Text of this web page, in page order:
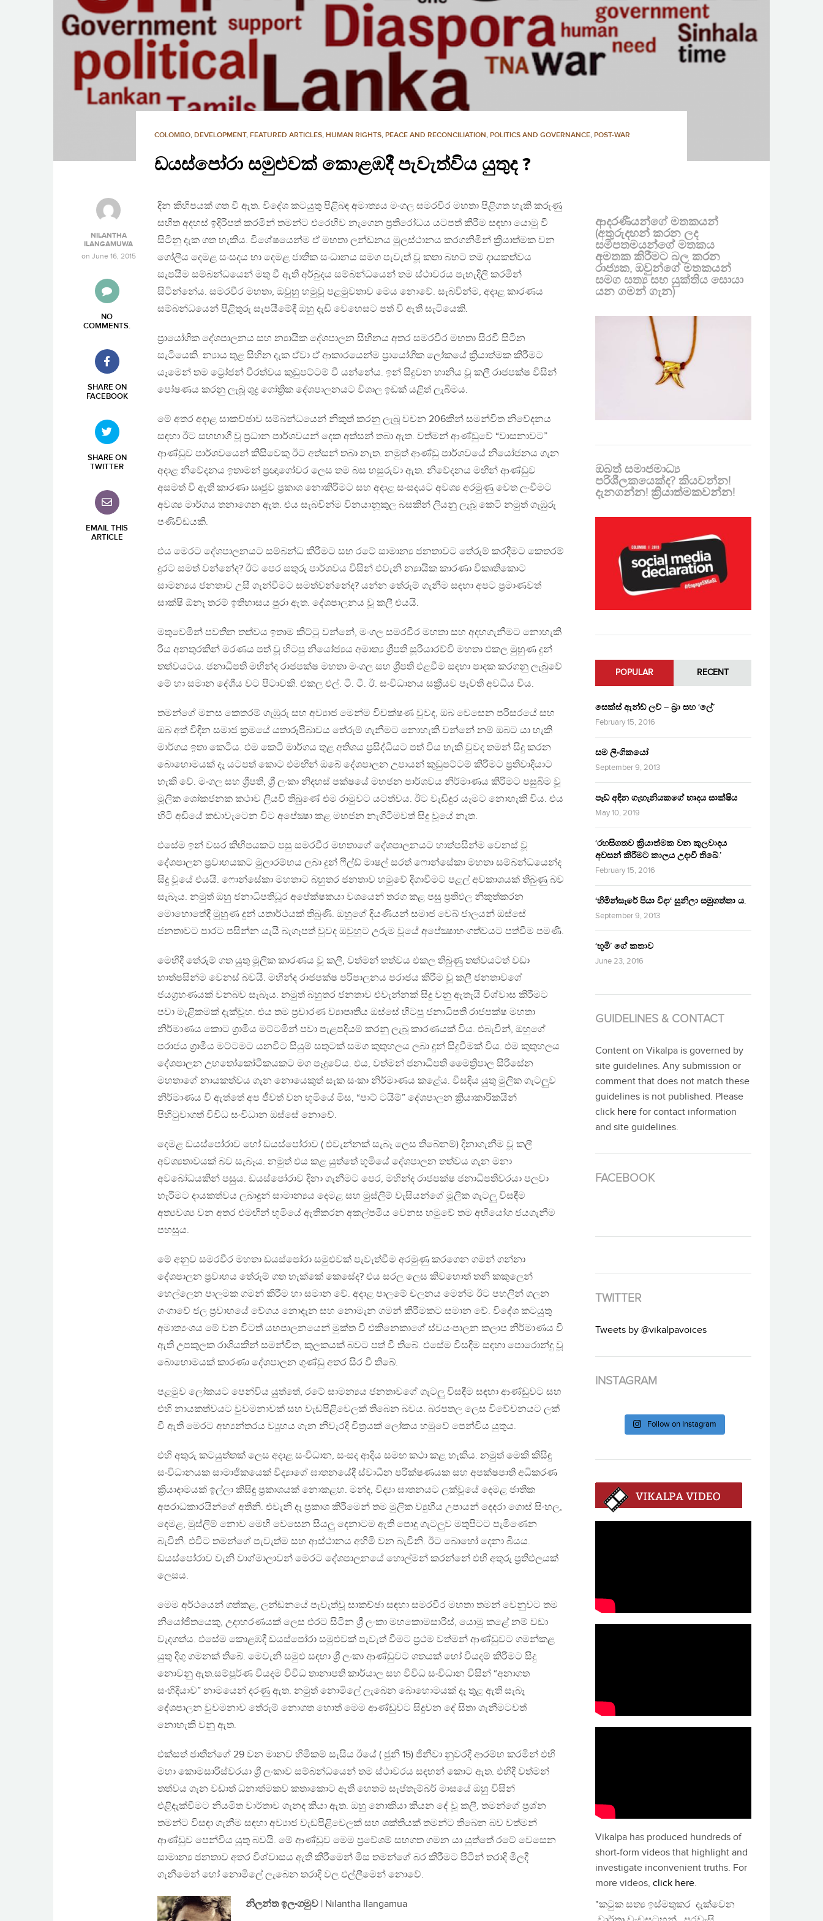
COLOMBO, DEVELOPMENT, FEATURED ARTICLES, HUMAN RIGHTS, PEACE AND RECONCILIATION, POLITICS AND GOVERNANCE, POST-WAR
ඩයස්පෝරා සමුළුවක් කොළඹදී පැවැත්විය යුතුද ?
NILANTHA
ILANGAMUWA
on June 16, 2015
NO
COMMENTS.
SHARE ON
FACEBOOK
SHARE ON
TWITTER
EMAIL THIS
ARTICLE
දින කිහිපයක් ගත වී ඇත. විදේශ කටයුතු පිළිබඳ අමාත්‍යය මංගල සමරවීර මහතා පිළිගත හැකි කරුණු
සහිත අදහස් ඉදිරිපත් කරමින් තමන්ට එරෙහිව නැගෙන ප්‍රතිරෝධය යටපත් කිරීම සඳහා යොමු වී
සිටිනු දැක ගත හැකිය. විශේෂයෙන්ම ඒ මහතා ලන්ඩනය මුලස්ථානය කරගනිමින් ක්‍රියාත්මක වන
ගෝලීය දෙමළ සංසදය හා දෙමළ ජාතික සංධානය සමග පැවැත් වූ කතා බහට තම දායකත්වය
සැපයීම සම්බන්ධයෙන් මතු වී ඇති අර්බුදය සම්බන්ධයෙන් තම ස්ථාවරය පැහැදිලි කරමින්
සිටින්නේය. සමරවීර මහතා, ඔවුහු හමුවූ පළමුවතාව මෙය නොවේ. සැබවින්ම, අදාළ කාරණය
සම්බන්ධයෙන් පිළිතුරු සැපයීමේදී ඔහු දැඩි වෙහෙසට පත් වී ඇති සැටියෙකි.
ප්‍රායෝගික දේශපාලනය සහ න්‍යායික දේශපාලන සිහිනය අතර සමරවීර මහතා සිරවී සිටින
සැටියෙකි. න්‍යාය තුළ සිහින දැක ඒවා ඒ ආකාරයෙන්ම ප්‍රායෝගික ලෝකයේ ක්‍රියාත්මක කිරීමට
යෑමෙන් තම ට්‍රෝජන් වීරත්වය කුඩුපට්ටම් වී යන්නේය. ඉන් සිදුවන හානිය වූ කලී රාජපක්ෂ විසින්
පෝෂණය කරනු ලැබූ ශුද්‍ර ගෝත්‍රික දේශපාලනයට විශාල ඉඩක් යළිත් ලැබීමය.
මේ අතර අදාළ සාකච්ඡාව සම්බන්ධයෙන් නිකුත් කරනු ලැබූ වචන 206කින් සමන්විත නිවේදනය
සඳහා ඊට සහභාගී වූ ප්‍රධාන පාර්ශවයන් දෙක අත්සන් තබා ඇත. වත්මන් ආණ්ඩුවේ “වාසනාවට”
ආණ්ඩුව පාර්ශවයෙන් කිසිවෙකු ඊට අත්සන් තබා නැත. නමුත් ආණ්ඩු පාර්ශවයේ නියෝජනය ගැන
අදාළ නිවේදනය ඉතාමන් ප්‍රඥාගෝචර ලෙස තම බස හසුරුවා ඇත. නිවේදනය මඟින් ආණ්ඩුව
අසමත් වී ඇති කාරණා ඍජුව ප්‍රකාශ නොකිරීමට සහ අදාළ සංසදයට අවශ්‍ය අරමුණු වෙත ලංවීමට
අවශ්‍ය මාර්ගය තනාගෙන ඇත. එය සැබවින්ම විනයානූකුල බසකින් ලියනු ලැබූ කෙටි නමුත් ගැඹුරු
පණිවිඩයකි.
එය මෙරට දේශපාලනයට සම්බන්ධ කිරීමට සහ රටේ සාමාන්‍ය ජනතාවට තේරුම් කරදීමට කෙතරම්
දුරට සමත් වන්නේද? ඊට පෙර සතුරු පාර්ශවය විසින් එවැනි න්‍යායික කාරණා විකෘතිකොට
සාමන්‍යය ජනතාව උසී ගැන්වීමට සමත්වන්නේද? යන්න තේරුම් ගැනීම සඳහා අපට ප්‍රමාණවත්
සාක්ෂි ඕනෑ තරම් ඉතිහාසය පුරා ඇත. දේශපාලනය වූ කලී එයයි.
මතුවෙමින් පවතින තත්වය ඉතාම කිට්ටු වන්නේ, මංගල සමරවීර මහතා සහ අදහගැනීමට නොහැකි
රිය අනතුරකින් මරණය පත් වූ හිටපු නියෝජ්‍යය අමාත්‍ය ශ්‍රීපති සූරියාරච්චි මහතා එකල මුහුණ දුන්
තත්වයටය. ජනාධිපති මහින්ද රාජපක්ෂ මහතා මංගල සහ ශ්‍රීපති එළවීම සඳහා පාදක කරගනු ලැබුවේ
මේ හා සමාන දේශීය වට පිටාවකි. එකල එල්. ටී. ටී. ඊ. සංවිධානය සක්‍රීයව පැවති අවධිය විය.
තමන්ගේ මනස කෙතරම් ගැඹුරු සහ අව්‍යාජ මෙන්ම විචක්ෂණ වුවද, ඔබ වෙසෙන පරිසරයේ සහ
ඔබ අත් විඳින සමාජ ක්‍රමයේ යතාරූපීබාවය තේරුම් ගැනීමට නොහැකි වන්නේ නම් ඔබට යා හැකි
මාර්ගය ඉතා කෙටිය. එම කෙටි මාර්ගය තුළ අතිශය ප්‍රසිද්ධියට පත් විය හැකි වුවද තමන් සිදු කරන
බොහොමයක් දෑ යටපත් කොට එමඟින් ඔබේ දේශපාලන උපායන් කුඩුපට්ටම් කිරීමට ප්‍රතිවාදියාට
හැකි වේ. මංගල සහ ශ්‍රීපති, ශ්‍රී ලංකා නිදහස් පක්ෂයේ මහජන පාර්ශවය නිර්මාණය කිරීමට පසුබිම වූ
මූලික ශෝකජනක කථාව ලියවී තිබුණේ එම රාමුවට යටත්වය. ඊට වැඩිදුර යෑමට නොහැකි විය. එය
හිටි අඩියේ කඩාවැටෙන විට අපේක්‍ෂා කළ මහජන නැගිටීමවත් සිදු වූයේ නැත.
එසේම ඉන් වසර කිහිපයකට පසු සමරවීර මහතාගේ දේශපාලනයට හාත්පසින්ම වෙනස් වූ
දේශපාලන ප්‍රවාහයකට මුලාරම්භය ලබා දුන් ෆීල්ඩ් මාෂල් සරත් ෆොන්සේකා මහතා සම්බන්ධයෙන්ද
සිදු වූයේ එයයි. ෆොන්සේකා මහතාට බහුතර ජනතාව හමුවේ දිගාවීමට පළල් අවකාශයක් තිබුණු බව
සැබෑය. නමුත් ඔහු ජනාධිපතිධූර අපේක්ෂකයා වශයෙන් තරග කළ පසු ප්‍රතිඵල නිකුත්කරන
මොහොතේදී මුහුණ දුන් යතාර්ථයක් තිබුණි. ඔහුගේ දියණියන් සමාජ වෙබ් ජාලයන් ඔස්සේ
ජනතාවට පාරට පසින්න යැයි බැගෑපත් වුවද ඔවුහුට උරුම වූයේ අපේක්‍ෂාභංගත්වයට පත්වීම පමණි.
මෙහිදී තේරුම් ගත යුතු මූලික කාරණය වූ කලී, වත්මන් තත්වය එකල තිබුණු තත්වයටත් වඩා
හාත්පසින්ම වෙනස් බවයි. මහින්ද රාජපක්ෂ පරිපාලනය පරාජය කිරීම වූ කලී ජනතාවගේ
ජයග්‍රහණයක් වනබව සැබෑය. නමුත් බහුතර ජනතාව එවැන්නක් සිදු වනු ඇතැයි විශ්වාස කිරීමට
පවා මැළිකමක් දැක්වූහ. එය තම ප්‍රචාරණ ව්‍යාපෘතිය ඔස්සේ හිටපු ජනාධිපති රාජපක්ෂ මහතා
නිර්මාණය කොට ග්‍රාමීය මට්ටමින් පවා පැළපදියම් කරනු ලැබූ කාරණයක් විය. එබැවින්, ඔහුගේ
පරාජය ග්‍රාමීය මට්ටමට යනවිට සියුම් සතුටක් සමග කුතුහලය ලබා දුන් සිදුවීමක් විය. එම කුතුහලය
දේශපාලන උභතෝකෝටිකයකට මග පෑදුවේය. එය, වත්මන් ජනාධිපති මෛත්‍රිපාල සිරිසේන
මහතාගේ නායකත්වය ගැන නොයෙකුත් සැක සංකා නිර්මාණය කළේය. විසඳිය යුතු මුලික ගැටලුව
නිර්මාණය වී ඇත්තේ අප ජීවත් වන භූමියේ මිස, “පාට් ටයිම්” දේශපාලන ක්‍රියාකාරිකයින්
පිහිටුවාගත් විවිධ සංවිධාන ඔස්සේ නොවේ.
දෙමළ ඩයස්පෝරාව හෝ ඩයස්පෝරාව ( එවැන්නක් සැබෑ ලෙස තිබේනම්) දිනාගැනීම වූ කලී
අවශ්‍යතාවයක් බව සැබෑය. නමුත් එය කළ යුත්තේ භූමියේ දේශපාලන තත්වය ගැන මනා
අවබෝධයකින් පසුය. ඩයස්පෝරාව දිනා ගැනීමට පෙර, මහින්ද රාජපක්ෂ ජනාධිපතිවරයා පලවා
හැරීමට දායකත්වය ලබාදුන් සාමාන්‍යය දෙමළ සහ මුස්ලිම් වැසියන්ගේ මූලික ගැටලු විසඳීම
අත්‍යවශ්‍ය වන අතර එමඟින් භූමියේ ඇතිකරන අකල්පමීය වෙනස හමුවේ තම අභියෝග ජයගැනීම
පහසුය.
මේ අනුව සමරවීර මහතා ඩයස්පෝරා සමුළුවක් පැවැත්වීම අරමුණු කරගෙන ගමන් ගන්නා
දේශපාලන ප්‍රවාහය තේරුම් ගත හැක්කේ කෙසේද? එය සරල ලෙස කිවහොත් තනි කකුලෙන්
හෙල්ලෙන පාලමක ගමන් කිරීම හා සමාන වේ. අදාළ පාලමේ චලනය මෙන්ම ඊට පහලින් ගලන
ගංගාවේ ජල ප්‍රවාහයේ වේගය නොදැන සහ නොමැන ගමන් කිරීමකට සමාන වේ. විදේශ කටයුතු
අමාත්‍යංශය මේ වන විටත් යහපාලනයෙන් මුක්ත වී එකිනෙකාගේ ස්වයංපාලන කලාප නිර්මාණය වී
ඇති උපකුලක රාශියකින් සමන්විත, කුලකයක් බවට පත් වී තිබේ. එසේම විසඳීම සඳහා පොරොන්දු වූ
බොහොමයක් කාරණා දේශපාලන ගුණ්ඩු අතර සිර වී තිබේ.
පළමුව ලෝකයට පෙන්විය යුත්තේ, රටේ සාමන්‍යය ජනතාවගේ ගැටලු විසඳීම සඳහා ආණ්ඩුවට සහ
එහි නායකත්වයට වුවමනාවක් සහ වැඩපිළිවෙලක් තිබෙන බවය. බරපතල ලෙස විවේචනයට ලක්
වී ඇති මෙරට අභ්‍යන්තරය ව්‍යුහය ගැන නිවැරදි චිත්‍රයක් ලෝකය හමුවේ පෙන්විය යුතුය.
එහි අතුරු කටයුත්තක් ලෙස අදාළ සංවිධාන, සංසද ආදිය සමඟ කථා කළ හැකිය. නමුත් මෙකි කිසිඳු
සංවිධානයක සාමාජිකයෙක් විද්‍යාගේ ඝාතනයේදී ස්වාධීන පරීක්ෂණයක සහ අපක්ෂපාති අධිකරණ
ක්‍රියාදාමයක් ඉල්ලා කිසිඳු ප්‍රකාශයක් නොකළහ. මන්ද, විද්‍යා ඝාතනයට ලක්වූයේ දෙමළ ජාතික
අපරාධකාරයින්ගේ අතිනි. එවැනි දෑ ප්‍රකාශ කිරීමෙන් තම මුලික ව්‍යුහීය උපායන් දෙදරා ගොස් සිංහල,
දෙමළ, මුස්ලිම් නොව මෙහි වෙසෙන සියලු දෙනාටම ඇති පොදු ගැටලුව මතුපිටට පැමිණෙන
බැවිනි. එවිට තමන්ගේ පැවැත්ම සහ ආස්ථානය අහිමි වන බැවිනි. ඊට බොහෝ දෙනා බියය.
ඩයස්පෝරාව වැනි වාග්මාලාවන් මෙරට දේශපාලනයේ හොල්මන් කරන්නේ එහි අතුරු ප්‍රතිඵලයක්
ලෙසය.
මෙම අර්ථයෙන් ගත්කළ, ලන්ඩනයේ පැවැත්වූ සාකච්ඡා සඳහා සමරවීර මහතා තමන් වෙනුවට තම
නියෝජිතයෙකු, උදාහරණයක් ලෙස එරට සිටින ශ්‍රී ලංකා මහකොමසාරිස්, යොමු කළේ නම් වඩා
වැදගත්ය. එසේම කොළඹදී ඩයස්පෝරා සමුළුවක් පැවැත් වීමට ප්‍රථම වත්මන් ආණ්ඩුවට ගමන්කළ
යුතු දිගු ගමනක් තිබේ. මෙවැනි සමුළු සඳහා ශ්‍රී ලංකා ආණ්ඩුවට ශතයක් හෝ වියදම් කිරීමට සිදු
නොවනු ඇත.සම්පූර්ණ වියදම විවිධ තානාපති කාර්යාල සහ විවිධ සංවිධාන විසින් “අනාගත
සංහිදියාව” නාමයෙන් දරණු ඇත. නමුත් නොමිලේ ලැබෙන බොහොමයක් දෑ තුළ ඇති සැබෑ
දේශපාලන වුවමනාව තේරුම් නොගත හොත් මෙම ආණ්ඩුවට සිදුවන දේ සිතා ගැනීමටවත්
නොහැකි වනු ඇත.
එක්සත් ජාතීන්ගේ 29 වන මානව හිමිකම් සැසිය ඊයේ ( ජුනි 15) ජිනීවා නුවරදී ආරම්භ කරමින් එහි
මහා කොමසාරිස්වරයා ශ්‍රී ලංකාව සම්බන්ධයෙන් තම ස්ථාවරය සඳහන් කොට ඇත. එහිදී වත්මන්
තත්වය ගැන වඩාත් ධනාත්මකව කතාකොට ඇති හෙතම සැප්තැම්බර් මාසයේ ඔහු විසින්
එළිදැක්වීමට නියමිත වාර්තාව ගැනද කියා ඇත. ඔහු නොකියා කියන දේ වූ කලී, තමන්ගේ ප්‍රශ්න
තමන්ට විසඳා ගැනීම සඳහා අව්‍යාජ වැඩපිළිවෙලක් සහ ශක්තියක් තමන්ට තිබෙන බව වත්මන්
ආණ්ඩුව පෙන්විය යුතු බවයි. මේ ආණ්ඩුව මෙම ප්‍රවේශම් සහගත ගමන යා යුත්තේ රටේ වෙසෙන
සාමාන්‍ය ජනතාව අතර විශ්වාසය ඇති කිරීමෙන් මිස තමන්ගේ බර කිරීමට පිටින් තරාදි මිලදී
ගැනීමෙන් හෝ නොමිලේ ලැබෙන තරාදි වල එල්ලීමෙන් නොවේ.
නිලන්ත ඉලංගමුව | Nilantha Ilangamua
ආදරණීයන්ගේ මතකයන්
(අතුරුදහන් කරන ලද
සමීපතමයන්ගේ මතකය
අමතක කිරීමට බල කරන
රාජ්‍යක, ඔවුන්ගේ මතකයන්
සමග සත්‍ය සහ යුක්තිය සොයා
යන ගමන් ගැන)
ඔබත් සමාජමාධ්‍ය
පරිශීලකයෙක්ද? කියවන්න!
දැනගන්න! ක්‍රියාත්මකවන්න!
POPULAR RECENT
සෙක්ස් ඇන්ඩ් ලව් – බ්‍රා සහ ‘ලේ’
February 15, 2016
සම ලිංගිකයෝ
September 9, 2013
පෑඩ් අඳින ගැහැනියකගේ හෘදය සාක්ෂිය
May 10, 2019
‘රහසිගතව ක්‍රියාත්මක වන කුලවාදය
අවසන් කිරීමට කාලය උදාවී තිබේ.’
February 15, 2016
‘හිමින්සැරේ පියා විදා‘ සුනිලා සමුගත්තා ය.
September 9, 2013
‘භූමි’ ගේ කතාව
June 23, 2016
GUIDELINES & CONTACT
Content on Vikalpa is governed by
site guidelines. Any submission or
comment that does not match these
guidelines is not published. Please
click here for contact information
and site guidelines.
FACEBOOK
TWITTER
Tweets by @vikalpavoices
INSTAGRAM
Follow on Instagram
Vikalpa has produced hundreds of
short-form videos that highlight and
investigate inconvenient truths. For
more videos, click here.
"කටුක සත්‍ය ඉස්මතුකර දැක්වෙන